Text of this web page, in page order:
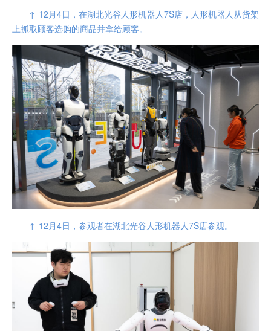
↑ 12月4日，在湖北光谷人形机器人7S店，人形机器人从货架
上抓取顾客选购的商品并拿给顾客。
↑ 12月4日，参观者在湖北光谷人形机器人7S店参观。